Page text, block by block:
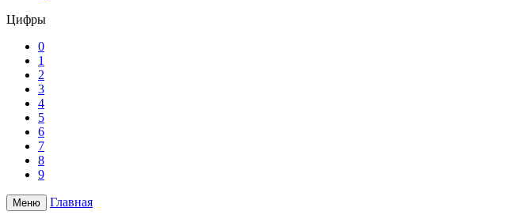
Цифры
0
1
2
3
4
5
6
7
8
9
Меню Главная